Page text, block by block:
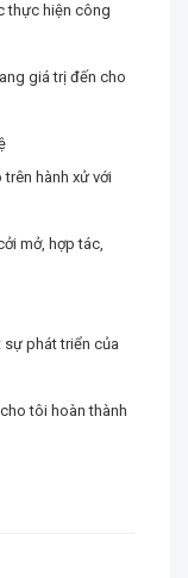
thực hiện công
giá trị đến cho
hành xử với
mở, hợp tác,
sự phát triển của
tôi hoàn thành